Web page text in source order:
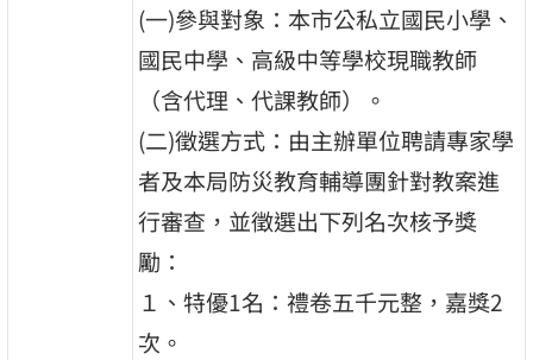
(一)參與對象：本市公私立國民小學、
國民中學、高級中等學校現職教師
（含代理、代課教師）。
(二)徵選方式：由主辦單位聘請專家學
者及本局防災教育輔導團針對教案進
行審查，並徵選出下列名次核予獎
勵：
１、特優1名：禮卷五千元整，嘉獎2
次。